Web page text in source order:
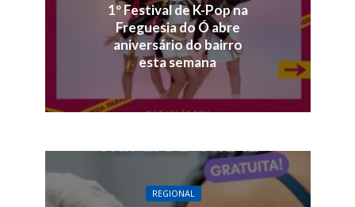
1º Festival de K-Pop na
Freguesia do Ó abre
aniversário do bairro
esta semana
REGIONAL